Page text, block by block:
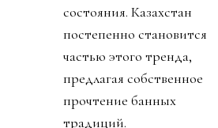
состояния. Казахстан
постепенно становится
частью этого тренда,
предлагая собственное
прочтение банных
традиций.